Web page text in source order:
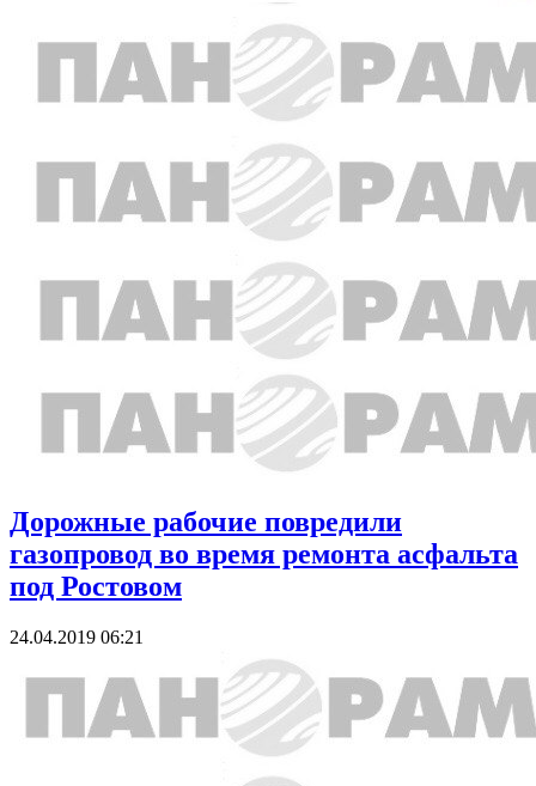
Дорожные рабочие повредили
газопровод во время ремонта асфальта
под Ростовом
24.04.2019 06:21